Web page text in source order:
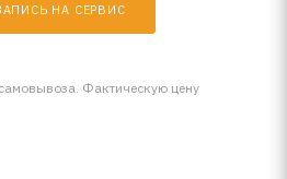
НА СЕРВИС
Фактическую цену